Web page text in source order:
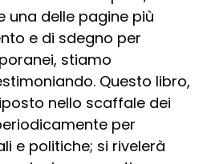
una delle pagine più
e di sdegno per
stiamo
Questo libro,
nello scaffale dei
per
e politiche; si rivelerà